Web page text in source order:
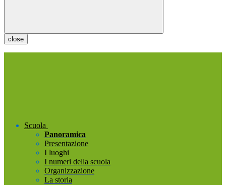
close
Scuola
Panoramica
Presentazione
I luoghi
I numeri della scuola
Organizzazione
La storia